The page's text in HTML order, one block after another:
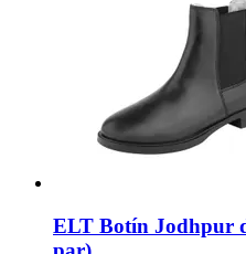
ELT Botín Jodhpur